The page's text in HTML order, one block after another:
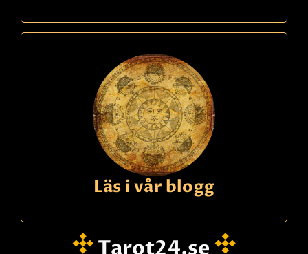
Läs i vår blogg